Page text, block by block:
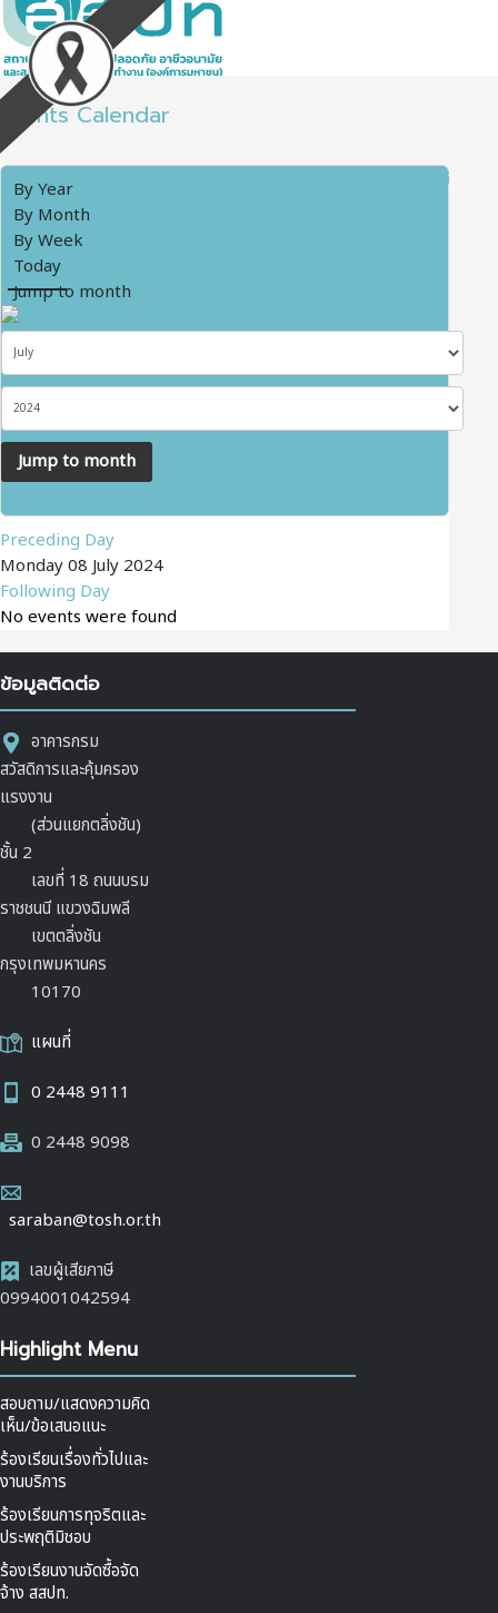
Events Calendar
By Year
By Month
By Week
Today
Jump to month
Jump to month
Preceding Day
Monday 08 July 2024
Following Day
No events were found
ข้อมูลติดต่อ
อาคารกรม
สวัสดิการและคุ้มครอง
แรงงาน
(ส่วนแยกตลิ่งชัน)
ชั้น 2
เลขที่ 18 ถนนบรม
ราชชนนี แขวงฉิมพลี
เขตตลิ่งชัน
กรุงเทพมหานคร
10170
แผนที่
0 2448 9111
0 2448 9098
saraban@tosh.or.th
เลขผู้เสียภาษี
0994001042594
Highlight Menu
สอบถาม/แสดงความคิด
เห็น/ข้อเสนอแนะ
ร้องเรียนเรื่องทั่วไปและ
งานบริการ
ร้องเรียนการทุจริตและ
ประพฤติมิชอบ
ร้องเรียนงานจัดซื้อจัด
จ้าง สสปท.